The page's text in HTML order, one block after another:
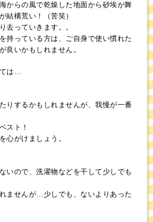
からの風で乾燥した地面から砂埃が舞
結構荒い！（苦笑）
去っていきます。。
持っている方は、ご自身で使い慣れた
良いかもしれません。
は…
りするかもしれませんが、我慢が一番
スト！
心がけましょう。
いので、洗濯物などを干して少しでも
ませんが…少しでも、ないよりあった